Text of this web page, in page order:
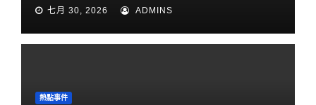
七月 30, 2026 ADMINS
熱點事件